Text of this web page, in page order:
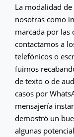
La modalidad
nosotras como
marcada por las
contactamos a
telefónicos o
fuimos
de texto o de
casos por
mensajería
demostró un
algunas